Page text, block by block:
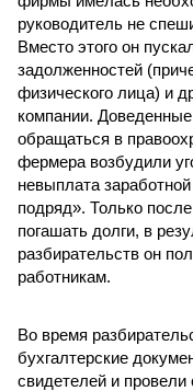
руководитель не
Вместо этого он
задолженностей
физического лица) и
компании.
обращаться в
фермера возбудили
невыплата
подряд». Только
погашать долги, в
разбирательств он
работникам.
Во время
бухгалтерские
свидетелей и провели